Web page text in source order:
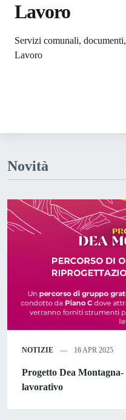
Lavoro
Dettagli
Servizi comunali,
Lavoro
Novità
NOTIZIE 16 APR 2025
Progetto Dea
lavorativo